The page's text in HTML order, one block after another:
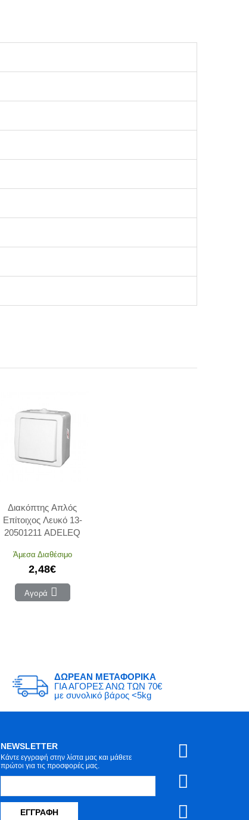
Διακόπτης Απλός
Επίτοιχος Λευκό 13-
20501211 ADELEQ
Άμεσα Διαθέσιμο
2,48€
Αγορά
ΔΩΡΕΑΝ ΜΕΤΑΦΟΡΙΚΑ
ΓΙΑ ΑΓΟΡΕΣ ΑΝΩ ΤΩΝ 70€
με συνολικό βάρος <5kg
NEWSLETTER
Κάντε εγγραφή στην λίστα μας και μάθετε
πρώτοι για τις προσφορές μας.
ΕΓΓΡΑΦΉ